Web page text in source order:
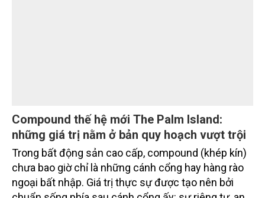
Compound thế hệ mới The Palm Island:
những giá trị nằm ở bản quy hoạch vượt trội
Trong bất động sản cao cấp, compound (khép kín)
chưa bao giờ chỉ là những cánh cổng hay hàng rào
ngoại bất nhập. Giá trị thực sự được tạo nên bởi